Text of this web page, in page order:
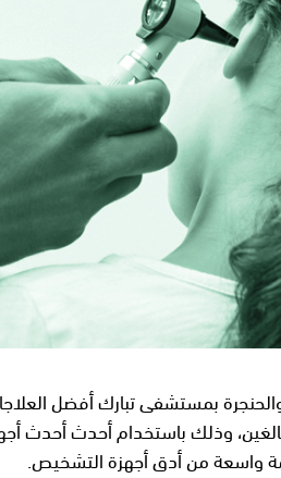
بمستشفى تبارك أفضل
وذلك باستخدام أحدث أحدث
واسعة من أدق أجهزة التشخيص.